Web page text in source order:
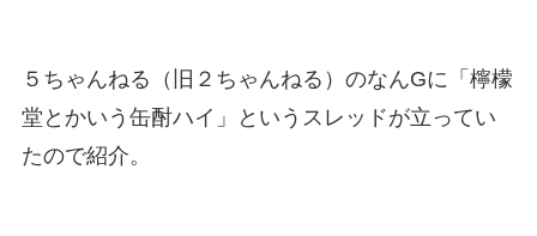
５ちゃんねる（旧２ちゃんねる）のなんGに「檸檬
堂とかいう缶酎ハイ」というスレッドが立ってい
たので紹介。